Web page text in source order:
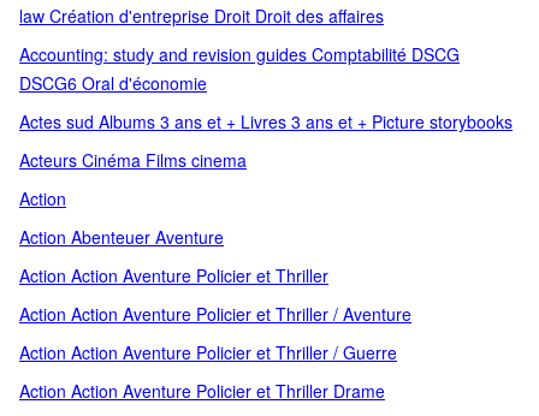
law Création d'entreprise Droit Droit des affaires
Accounting: study and revision guides Comptabilité DSCG
DSCG6 Oral d'économie
Actes sud Albums 3 ans et + Livres 3 ans et + Picture storybooks
Acteurs Cinéma Films cinema
Action
Action Abenteuer Aventure
Action Action Aventure Policier et Thriller
Action Action Aventure Policier et Thriller / Aventure
Action Action Aventure Policier et Thriller / Guerre
Action Action Aventure Policier et Thriller Drame